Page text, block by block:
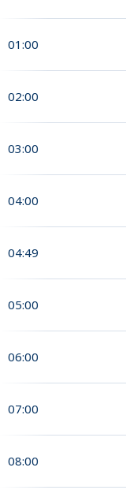
01:00
02:00
03:00
04:00
04:49
05:00
06:00
07:00
08:00